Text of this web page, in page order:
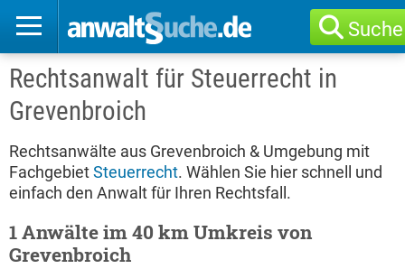
Suche
Rechtsanwalt für Steuerrecht in
Grevenbroich
Rechtsanwälte aus Grevenbroich & Umgebung mit
FachgebietSteuerrecht. Wählen Sie hier schnell und
einfach den Anwalt für Ihren Rechtsfall.
1 Anwälte im 40 km Umkreis von
Grevenbroich